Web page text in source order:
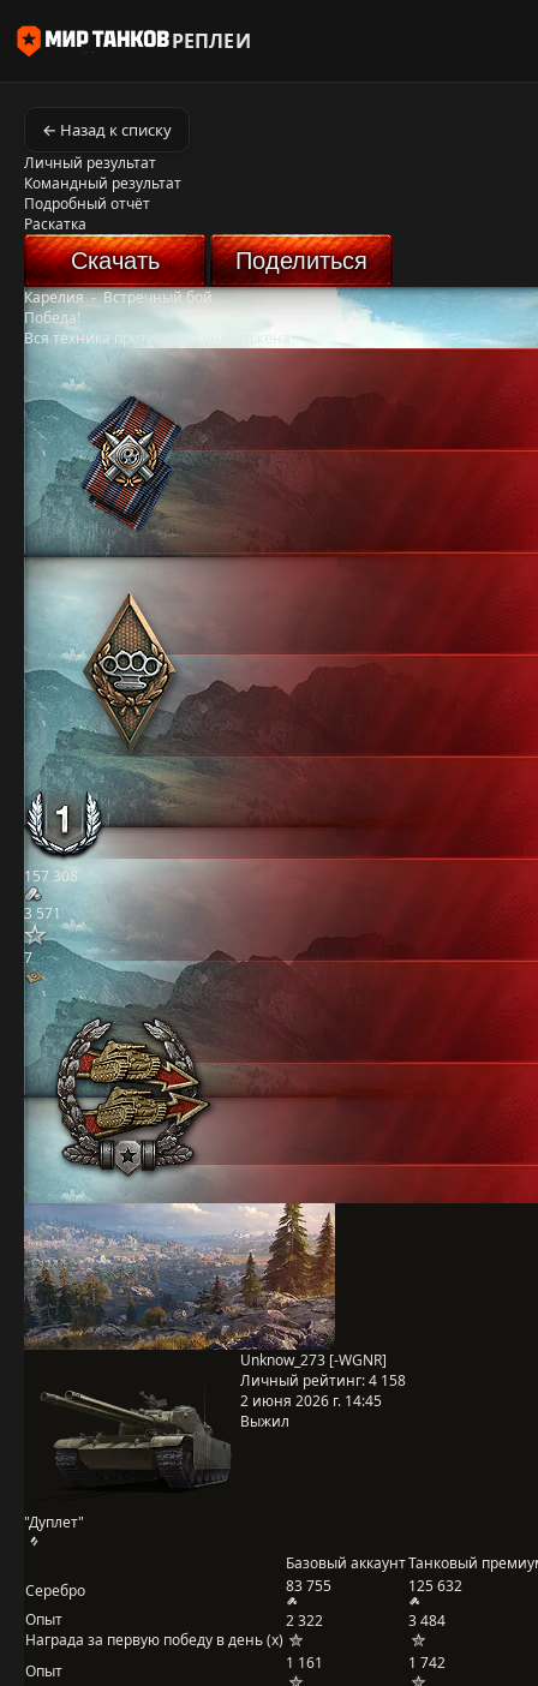
РЕПЛЕИ
← Назад к списку
Личный результат
Командный результат
Подробный отчёт
Раскатка
Скачать Поделиться
Карелия-Встречный бой
Победа!
Вся техника противника уничтожена
157 308
3 571
7
"Дуплет"
Unknow_273 [-WGNR]
Личный рейтинг:4 158
2 июня 2026 г. 14:45
Выжил
Базовый аккаунтТанковый
Серебро
83 755
125 632
Опыт
Награда за первую победу в день (x)
2 322 3 484
Опыт 1 161
1 742